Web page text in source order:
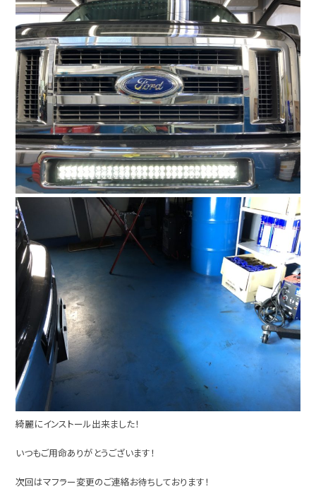
綺麗にインストール出来ました！
いつもご用命ありがとうございます！
次回はマフラー変更のご連絡お待ちしております！